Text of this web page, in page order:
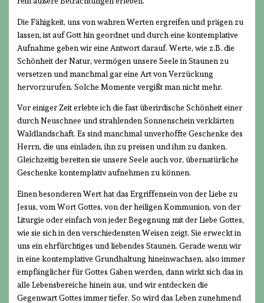
Die Fähigkeit, uns von wahren Werten ergreifen und prägen zu
lassen, ist auf Gott hin geordnet und durch eine kontemplative
Aufnahme geben wir eine Antwort darauf. Werte, wie z.B. die
Schönheit der Natur, vermögen unsere Seele in Staunen zu
versetzen und manchmal gar eine Art von Verzückung
hervorzurufen. Solche Momente vergißt man nicht mehr.
Vor einiger Zeit erlebte ich die fast überirdische Schönheit einer
durch Neuschnee und strahlenden Sonnenschein verklärten
Waldlandschaft. Es sind manchmal unverhoffte Geschenke des
Herrn, die uns einladen, ihn zu preisen und ihm zu danken.
Gleichzeitig bereiten sie unsere Seele auch vor, übernatürliche
Geschenke kontemplativ aufnehmen zu können.
Einen besonderen Wert hat das Ergriffensein von der Liebe zu
Jesus, vom Wort Gottes, von der heiligen Kommunion, von der
Liturgie oder einfach von jeder Begegnung mit der Liebe Gottes,
wie sie sich in den verschiedensten Weisen zeigt. Sie erweckt in
uns ein ehrfürchtiges und liebendes Staunen. Gerade wenn wir
in eine kontemplative Grundhaltung hineinwachsen, also immer
empfänglicher für Gottes Gaben werden, dann wirkt sich das in
alle Lebensbereiche hinein aus, und wir entdecken die
Gegenwart Gottes immer tiefer. So wird das Leben zunehmend